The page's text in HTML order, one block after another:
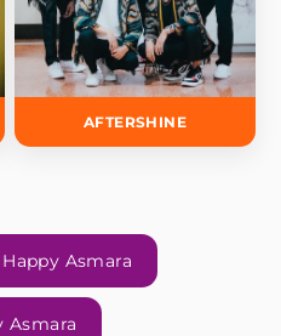
AFTERSHINE
Happy Asmara
Asmara